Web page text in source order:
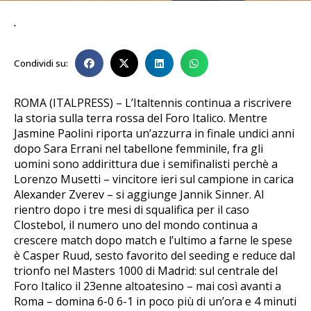
.
Condividi su:
ROMA (ITALPRESS) – L’Italtennis continua a riscrivere
la storia sulla terra rossa del Foro Italico. Mentre
Jasmine Paolini riporta un’azzurra in finale undici anni
dopo Sara Errani nel tabellone femminile, fra gli
uomini sono addirittura due i semifinalisti perchè a
Lorenzo Musetti – vincitore ieri sul campione in carica
Alexander Zverev – si aggiunge Jannik Sinner. Al
rientro dopo i tre mesi di squalifica per il caso
Clostebol, il numero uno del mondo continua a
crescere match dopo match e l’ultimo a farne le spese
è Casper Ruud, sesto favorito del seeding e reduce dal
trionfo nel Masters 1000 di Madrid: sul centrale del
Foro Italico il 23enne altoatesino – mai così avanti a
Roma – domina 6-0 6-1 in poco più di un’ora e 4 minuti